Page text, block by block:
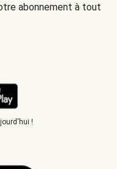
abonnement à tout
!